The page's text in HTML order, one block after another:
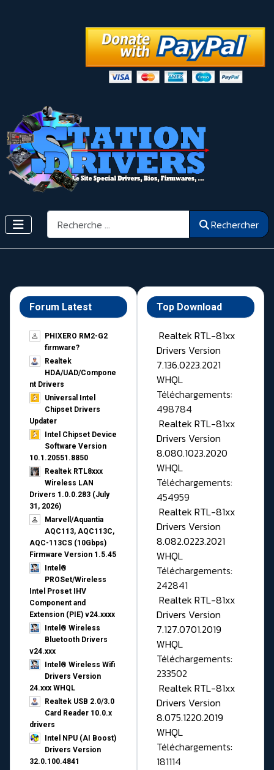
Rechercher Rechercher
Forum Latest
PHIXERO RM2-G2
firmware?
Realtek
HDA/UAD/Compone
nt Drivers
Universal Intel
Chipset Drivers
Updater​
Intel Chipset Device
Software Version
10.1.20551.8850
Realtek RTL8xxx
Wireless LAN
Drivers 1.0.0.283 (July
31, 2026)
Marvell/Aquantia
AQC113, AQC113C,
AQC-113CS (10Gbps)
Firmware Version 1.5.45
Intel®
PROSet/Wireless
Intel Proset IHV
Component and
Extension (PIE) v24.xxxx
Intel® Wireless
Bluetooth Drivers
v24.xxx
Intel® Wireless Wifi
Drivers Version
24.xxx WHQL
Realtek USB 2.0/3.0
Card Reader 10.0.x
drivers
Intel NPU (AI Boost)
Drivers Version
32.0.100.4841
Top Download
Realtek RTL-81xx
Drivers Version
7.136.0223.2021
WHQL
Téléchargements:
498784
Realtek RTL-81xx
Drivers Version
8.080.1023.2020
WHQL
Téléchargements:
454959
Realtek RTL-81xx
Drivers Version
8.082.0223.2021
WHQL
Téléchargements:
242841
Realtek RTL-81xx
Drivers Version
7.127.0701.2019
WHQL
Téléchargements:
233502
Realtek RTL-81xx
Drivers Version
8.075.1220.2019
WHQL
Téléchargements:
181114